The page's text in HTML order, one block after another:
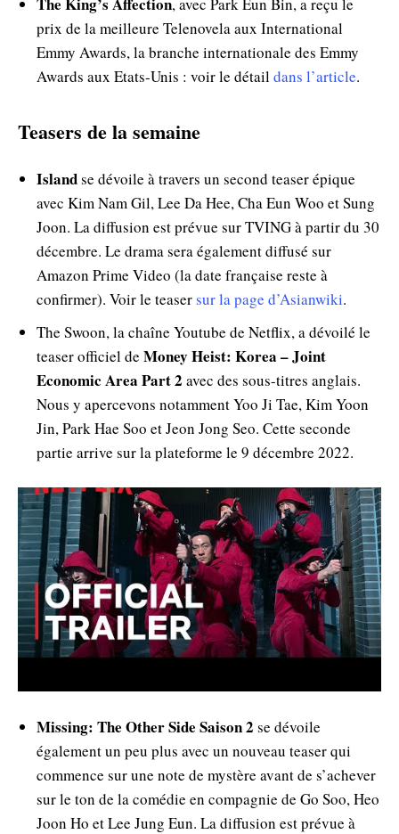
prix de la meilleure Telenovela aux International
Emmy Awards, la branche internationale des Emmy
Awards aux Etats-Unis : voir le détail dans l’article.
Teasers de la semaine
Islandse dévoile à travers un second teaser épique
avec Kim Nam Gil, Lee Da Hee, Cha Eun Woo et Sung
Joon. La diffusion est prévue sur TVING à partir du 30
décembre. Le drama sera également diffusé sur
Amazon Prime Video (la date française reste à
confirmer). Voir le teasersur la page d’Asianwiki.
The Swoon, la chaîne Youtube de Netflix, a dévoilé le
teaser officiel de Money Heist: Korea – Joint
Economic Area Part 2 avec des sous-titres anglais.
Nous y apercevons notamment Yoo Ji Tae, Kim Yoon
Jin, Park Hae Soo et Jeon Jong Seo. Cette seconde
partie arrive sur la plateforme le 9 décembre 2022.
Missing: The Other Side Saison 2 se dévoile
également un peu plus avec un nouveau teaser qui
commence sur une note de mystère avant de s’achever
sur le ton de la comédie en compagnie de Go Soo, Heo
Joon Ho et Lee Jung Eun. La diffusion est prévue à